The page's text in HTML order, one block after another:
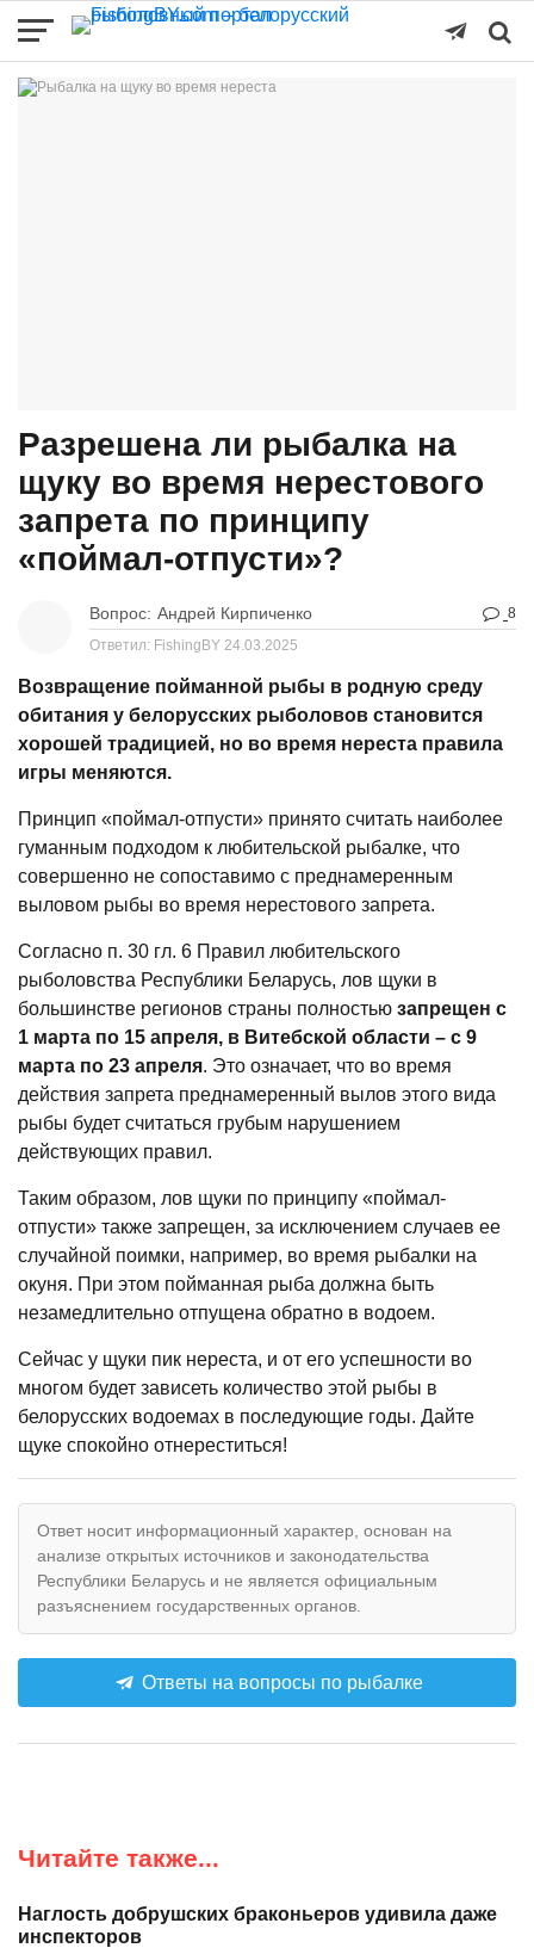
Разрешена ли рыбалка на
щуку во время нерестового
запрета по принципу
«поймал-отпусти»?
Вопрос: Андрей Кирпиченко
8
Ответил: FishingBY 24.03.2025
Возвращение пойманной рыбы в родную среду
обитания у белорусских рыболовов становится
хорошей традицией, но во время нереста правила
игры меняются.
Принцип «поймал-отпусти» принято считать наиболее
гуманным подходом к любительской рыбалке, что
совершенно не сопоставимо с преднамеренным
выловом рыбы во время нерестового запрета.
Согласно п. 30 гл. 6 Правил любительского
рыболовства Республики Беларусь, лов щуки в
большинстве регионов страны полностью запрещен с
1 марта по 15 апреля, в Витебской области – с 9
марта по 23 апреля. Это означает, что во время
действия запрета преднамеренный вылов этого вида
рыбы будет считаться грубым нарушением
действующих правил.
Таким образом, лов щуки по принципу «поймал-
отпусти» также запрещен, за исключением случаев ее
случайной поимки, например, во время рыбалки на
окуня. При этом пойманная рыба должна быть
незамедлительно отпущена обратно в водоем.
Сейчас у щуки пик нереста, и от его успешности во
многом будет зависеть количество этой рыбы в
белорусских водоемах в последующие годы. Дайте
щуке спокойно отнереститься!
Ответ носит информационный характер, основан на
анализе открытых источников и законодательства
Республики Беларусь и не является официальным
разъяснением государственных органов.
Ответы на вопросы по рыбалке
Читайте также...
Наглость добрушских браконьеров удивила даже
инспекторов